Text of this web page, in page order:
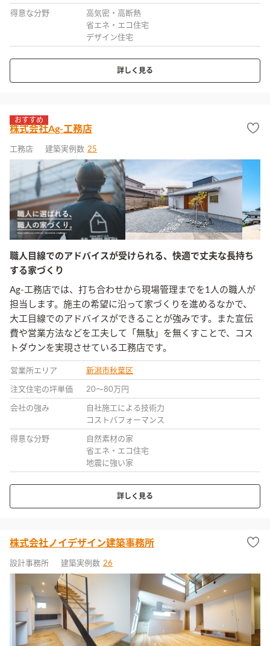
得意な分野
高気密・高断熱
省エネ・エコ住宅
デザイン住宅
詳しく見る
おすすめ
株式会社Ag-工務店
工務店 建築実例数 25
職人目線でのアドバイスが受けられる、快適で丈夫な長持ち
する家づくり
Ag-工務店では、打ち合わせから現場管理までを1人の職人が
担当します。施主の希望に沿って家づくりを進めるなかで、
大工目線でのアドバイスができることが強みです。また宣伝
費や営業方法などを工夫して「無駄」を無くすことで、コス
トダウンを実現させている工務店です。
営業所エリア 新潟市秋葉区
注文住宅の坪単価 20〜80万円
会社の強み
自社施工による技術力
コストパフォーマンス
得意な分野
自然素材の家
省エネ・エコ住宅
地震に強い家
詳しく見る
株式会社ノイデザイン建築事務所
設計事務所 建築実例数 26